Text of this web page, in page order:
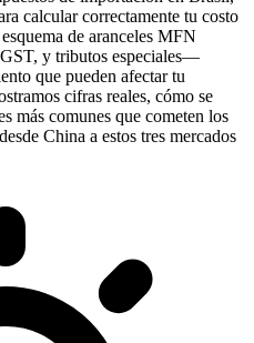
calcular correctamente tu costo
de aranceles MFN
y tributos especiales—
que pueden afectar tu
cifras reales, cómo se
más comunes que cometen los
China a estos tres mercados